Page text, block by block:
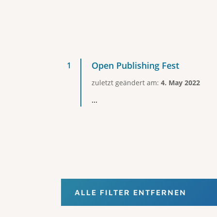
Open Publishing Fest
zuletzt geändert am: 4. May 2022
...
ALLE FILTER ENTFERNEN